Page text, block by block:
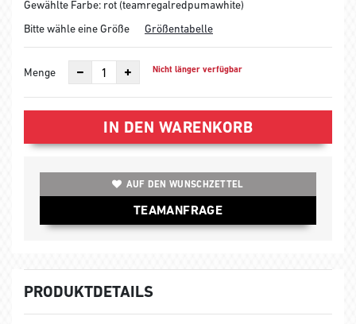
Gewählte Farbe: rot (teamregalredpumawhite)
Bitte wähle eine Größe
Größentabelle
Menge Nicht länger verfügbar
IN DEN WARENKORB
AUF DEN WUNSCHZETTEL
TEAMANFRAGE
PRODUKTDETAILS